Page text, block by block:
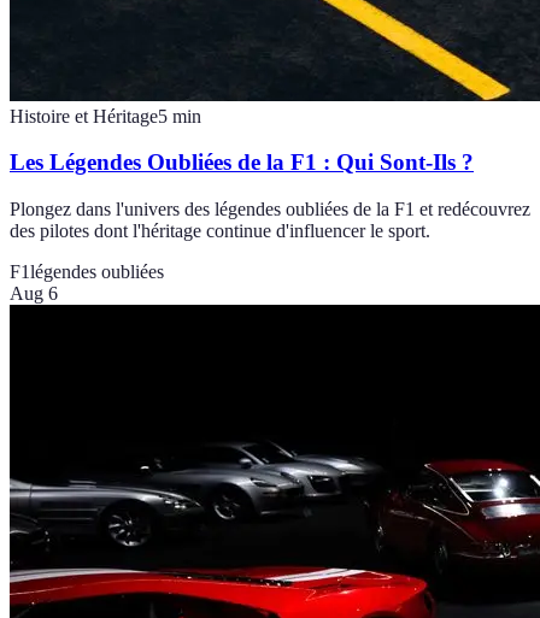
Histoire et Héritage5 min
Les Légendes Oubliées de la F1 : Qui Sont-Ils ?
Plongez dans l'univers des légendes oubliées de la F1 et redécouvrez
des pilotes dont l'héritage continue d'influencer le sport.
F1légendes oubliées
Aug 6